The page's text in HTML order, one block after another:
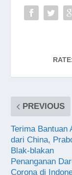
PREVIOUS
Terima Bantuan
dari China,
Blak-blakan
Penanganan
Corona di